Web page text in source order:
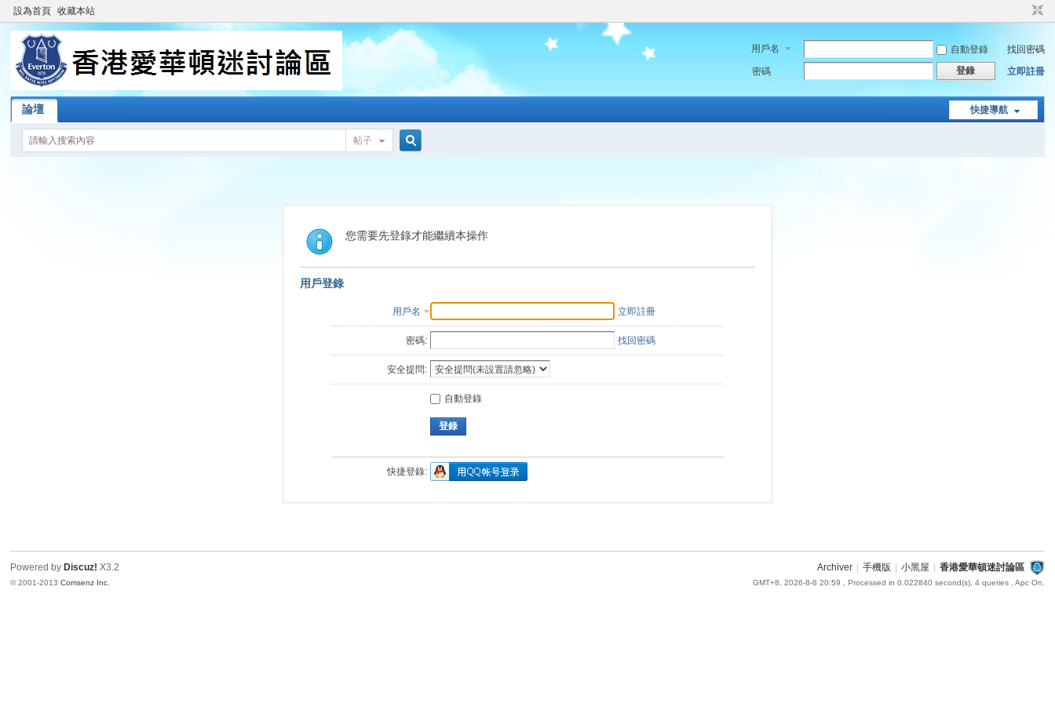
設為首頁 收藏本站
用戶名 自動登錄
找回密碼
密碼
登錄 立即註冊
快捷導航
論壇
帖子
索
您需要先登錄才能繼續本操作
用戶登錄
用戶名 立即註冊
密碼: 找回密碼
安全提問:
自動登錄
登錄
快捷登錄:
Archiver 手機版 小黑屋 香港愛華頓迷討論區
GMT+8, 2026-8-8 20:59 , Processed in 0.022840 second(s), 4 queries , Apc On.
Powered by Discuz! X3.2
© 2001-2013Comsenz Inc.